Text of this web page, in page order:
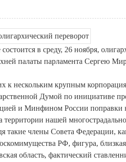
в среду, 26 ноября,
палаты парламента Сергею
к нескольким крупным
Думой по инициативе
и Минфином России поправки
нашей
такие члены Совета Федерации,
РФ, фигура,
область, фактический